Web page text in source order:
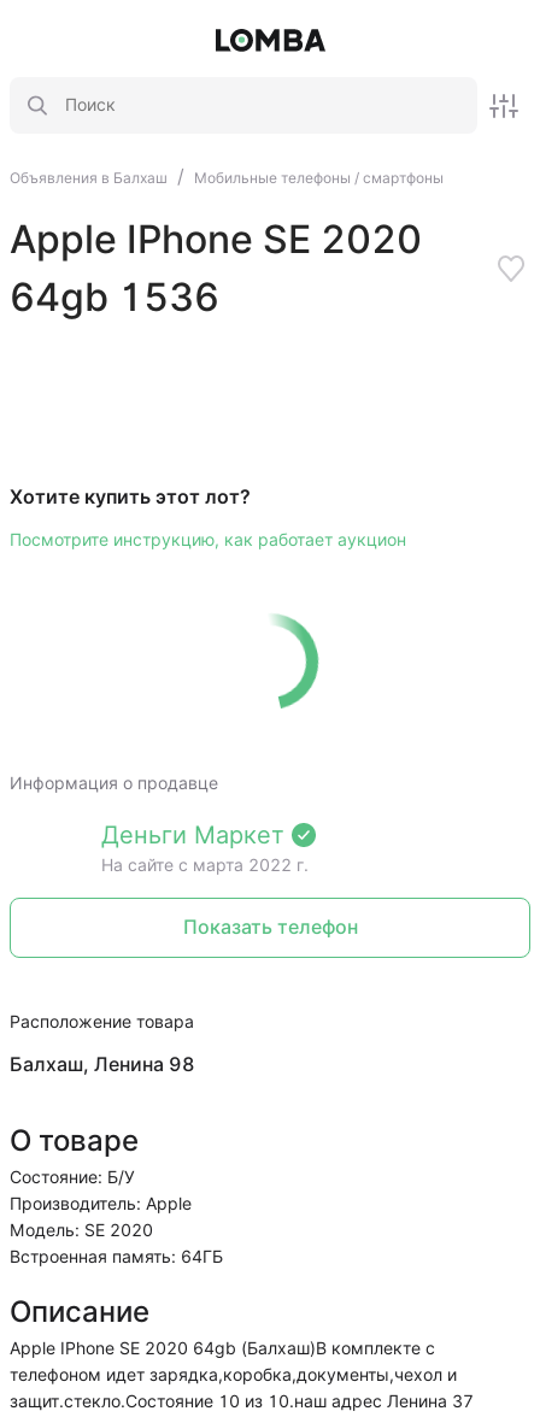
Объявления в Балхаш / Мобильные телефоны / смартфоны
Apple IPhone SE 2020
64gb 1536
Хотите купить этот лот?
Посмотрите инструкцию, как работает аукцион
Информация о продавце
Деньги Маркет
На сайте c марта 2022 г.
Показать телефон
Расположение товара
Балхаш, Ленина 98
О товаре
Состояние: Б/У
Производитель: Apple
Модель: SE 2020
Встроенная память: 64ГБ
Описание
Apple IPhone SE 2020 64gb (Балхаш)В комплекте с
телефоном идет зарядка,коробка,документы,чехол и
защит.стекло.Состояние 10 из 10.наш адрес Ленина 37